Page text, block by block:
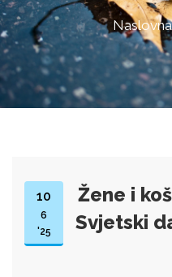
Naslovna
10
6
'25
Žene i
Svjetski